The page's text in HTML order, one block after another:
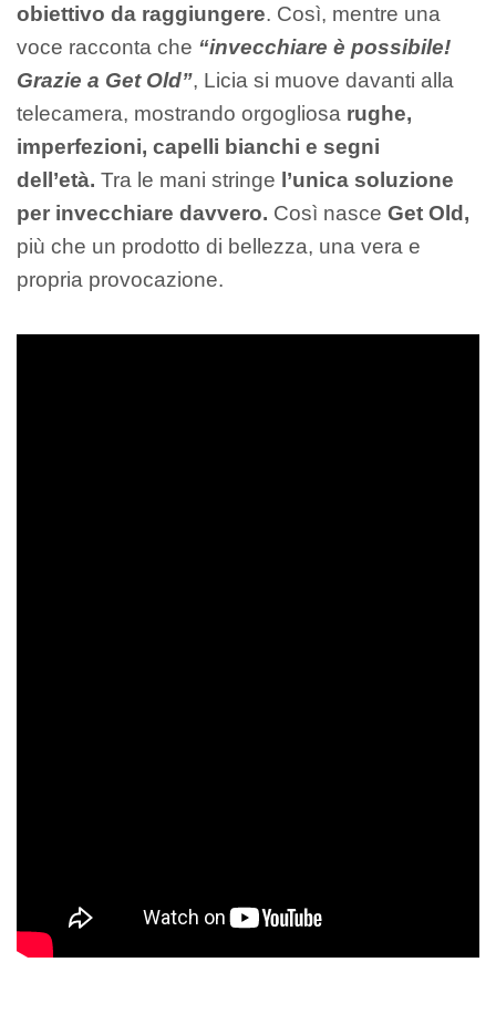
obiettivo da raggiungere. Così, mentre una
voce racconta che “invecchiare è possibile!
Grazie a Get Old”, Licia si muove davanti alla
telecamera, mostrando orgogliosa rughe,
imperfezioni, capelli bianchi e segni
dell’età. Tra le mani stringe l’unica soluzione
per invecchiare davvero. Così nasce Get Old,
più che un prodotto di bellezza, una vera e
propria provocazione.